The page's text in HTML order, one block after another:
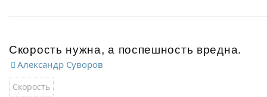
Скорость нужна, а поспешность вредна.
Александр Суворов
Скорость